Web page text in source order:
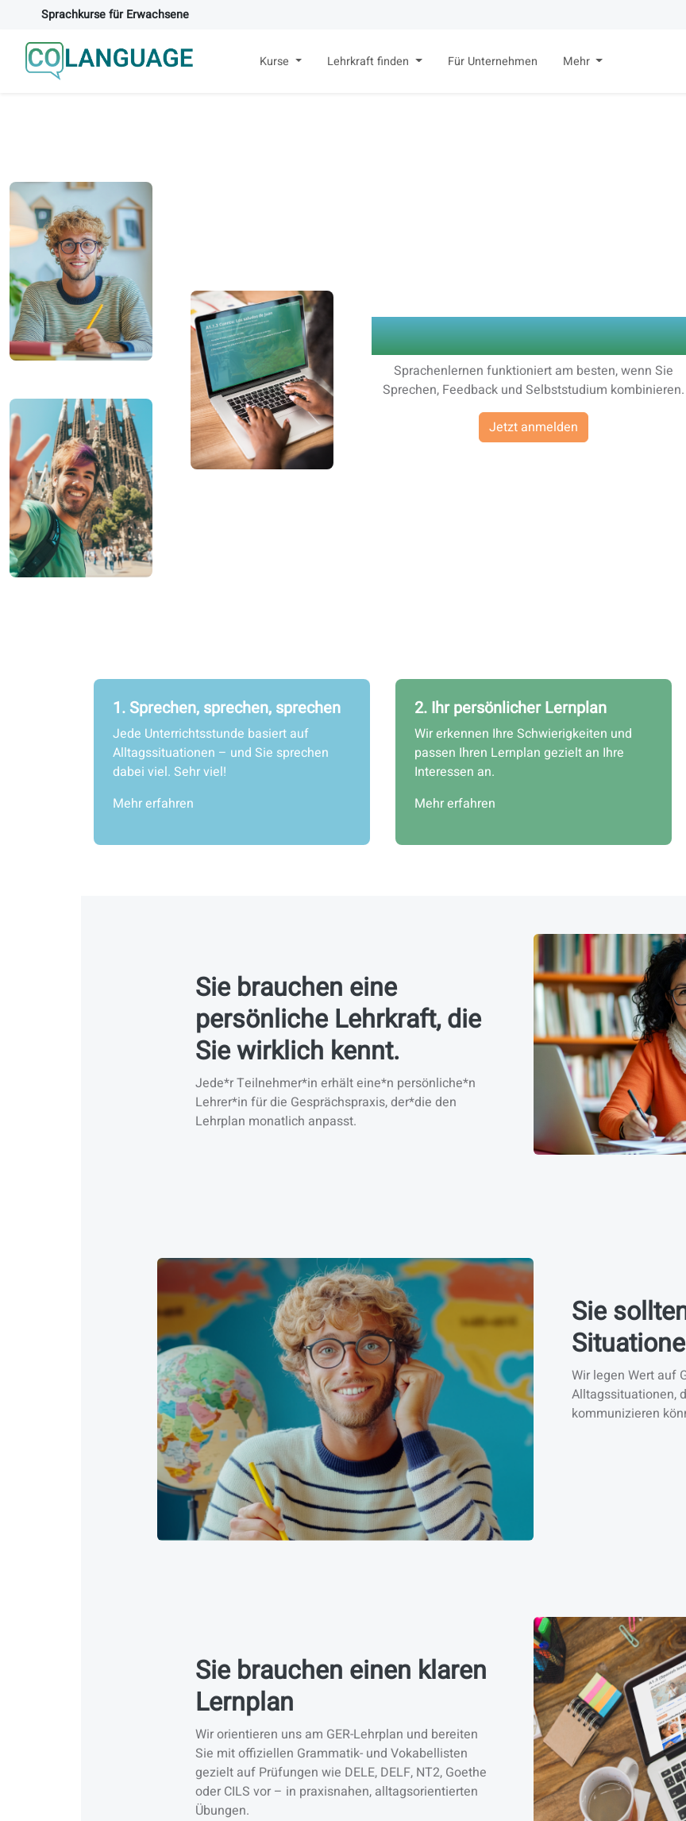
Sprachkurse für Erwachsene
Kurse Lehrkraft finden Für Unternehmen Mehr
Bildungsvision
Sprachenlernen funktioniert am besten, wenn Sie
Sprechen, Feedback und Selbststudium kombinieren.
Jetzt anmelden
1. Sprechen, sprechen, sprechen
Jede Unterrichtsstunde basiert auf
Alltagssituationen – und Sie sprechen
dabei viel. Sehr viel!
Mehr erfahren
2. Ihr persönlicher Lernplan
Wir erkennen Ihre Schwierigkeiten und
passen Ihren Lernplan gezielt an Ihre
Interessen an.
Mehr erfahren
Sie brauchen eine
persönliche Lehrkraft, die
Sie wirklich kennt.
Jede*r Teilnehmer*in erhält eine*n persönliche*n
Lehrer*in für die Gesprächspraxis, der*die den
Lehrplan monatlich anpasst.
Sie
Wir legen Wert auf
Alltagssituationen,
kommunizieren
Sie brauchen einen klaren
Lernplan
Wir orientieren uns am GER-Lehrplan und bereiten
Sie mit offiziellen Grammatik- und Vokabellisten
gezielt auf Prüfungen wie DELE, DELF, NT2, Goethe
oder CILS vor – in praxisnahen, alltagsorientierten
Übungen.